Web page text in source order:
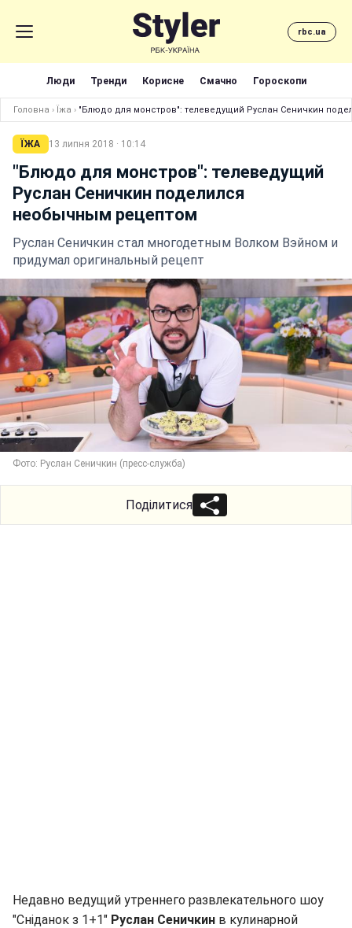
rbc.ua
Люди Тренди Корисне Смачно Гороскопи
Головна › Їжа › "Блюдо для монстров": телеведущий Руслан Сеничкин
ЇЖА 13 липня 2018 · 10:14
"Блюдо для монстров": телеведущий
Руслан Сеничкин поделился
необычным рецептом
Руслан Сеничкин стал многодетным Волком Вэйном и
придумал оригинальный рецепт
Фото: Руслан Сеничкин (пресс-служба)
Поділитися
Недавно ведущий утреннего развлекательного шоу
"Сніданок з 1+1" Руслан Сеничкин в кулинарной